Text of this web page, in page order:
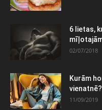
6 lietas,
02/07/2018
Kurām
vienatnē?
11/09/2019